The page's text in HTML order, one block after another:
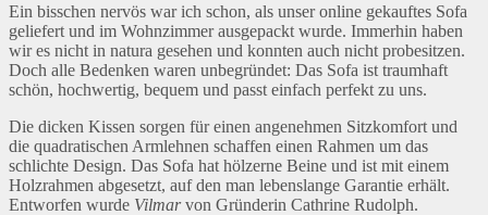
Ein bisschen nervös war ich schon, als unser online gekauftes Sofa
geliefert und im Wohnzimmer ausgepackt wurde. Immerhin haben
wir es nicht in natura gesehen und konnten auch nicht probesitzen.
Doch alle Bedenken waren unbegründet: Das Sofa ist traumhaft
schön, hochwertig, bequem und passt einfach perfekt zu uns.
Die dicken Kissen sorgen für einen angenehmen Sitzkomfort und
die quadratischen Armlehnen schaffen einen Rahmen um das
schlichte Design. Das Sofa hat hölzerne Beine und ist mit einem
Holzrahmen abgesetzt, auf den man lebenslange Garantie erhält.
Entworfen wurde Vilmarvon Gründerin Cathrine Rudolph.